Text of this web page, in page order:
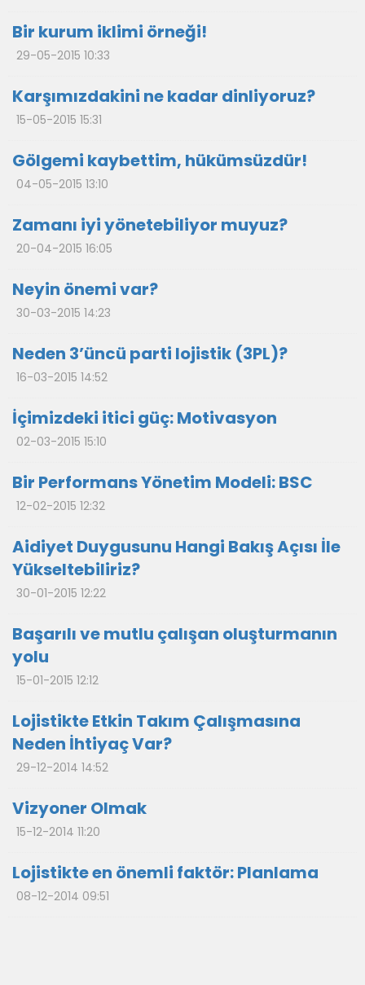
Bir kurum iklimi örneği!
29-05-2015 10:33
Karşımızdakini ne kadar dinliyoruz?
15-05-2015 15:31
Gölgemi kaybettim, hükümsüzdür!
04-05-2015 13:10
Zamanı iyi yönetebiliyor muyuz?
20-04-2015 16:05
Neyin önemi var?
30-03-2015 14:23
Neden 3’üncü parti lojistik (3PL)?
16-03-2015 14:52
İçimizdeki itici güç: Motivasyon
02-03-2015 15:10
Bir Performans Yönetim Modeli: BSC
12-02-2015 12:32
Aidiyet Duygusunu Hangi Bakış Açısı İle
Yükseltebiliriz?
30-01-2015 12:22
Başarılı ve mutlu çalışan oluşturmanın
yolu
15-01-2015 12:12
Lojistikte Etkin Takım Çalışmasına
Neden İhtiyaç Var?
29-12-2014 14:52
Vizyoner Olmak
15-12-2014 11:20
Lojistikte en önemli faktör: Planlama
08-12-2014 09:51